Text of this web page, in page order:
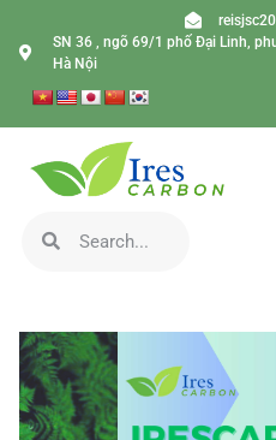
SN 36 , ngõ 69/1 phố Đại Linh,
Hà Nội